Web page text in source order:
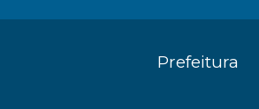
Prefeitura